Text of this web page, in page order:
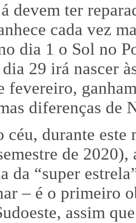
devem ter
cada vez
dia 1 o Sol no
29 irá nascer
fevereiro,
diferenças de
céu, durante
de
da “super
– é o primeiro
assim